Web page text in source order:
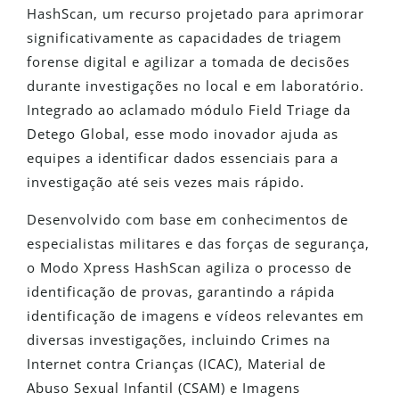
HashScan, um recurso projetado para aprimorar
significativamente as capacidades de triagem
forense digital e agilizar a tomada de decisões
durante investigações no local e em laboratório.
Integrado ao aclamado módulo Field Triage da
Detego Global, esse modo inovador ajuda as
equipes a identificar dados essenciais para a
investigação até seis vezes mais rápido.
Desenvolvido com base em conhecimentos de
especialistas militares e das forças de segurança,
o Modo Xpress HashScan agiliza o processo de
identificação de provas, garantindo a rápida
identificação de imagens e vídeos relevantes em
diversas investigações, incluindo Crimes na
Internet contra Crianças (ICAC), Material de
Abuso Sexual Infantil (CSAM) e Imagens